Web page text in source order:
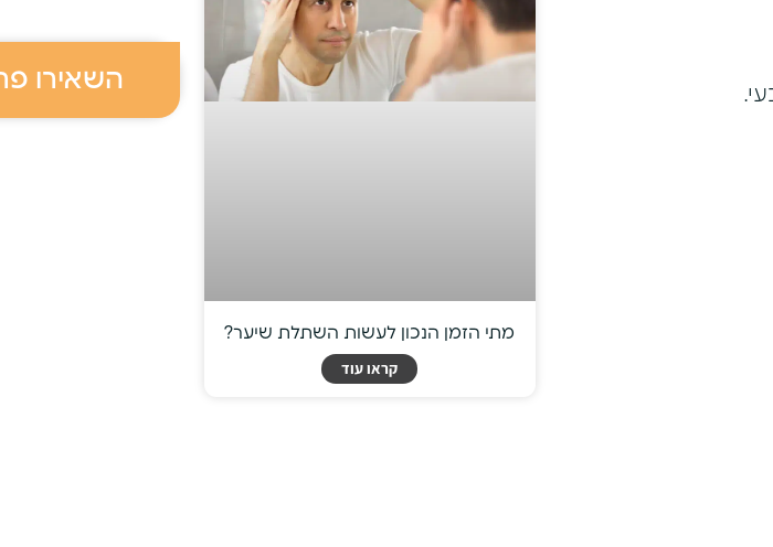
מתי הזמן הנכון לעשות השתלת שיער?
קראו עוד
השאירו